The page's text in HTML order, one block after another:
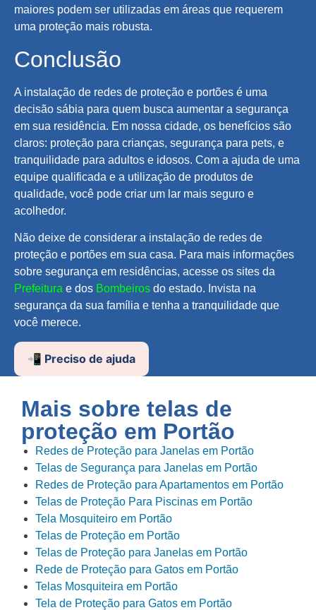
maiores podem ser utilizadas em áreas que requerem
uma proteção mais robusta.
Conclusão
A instalação de redes de proteção e portões é uma
decisão sábia para quem busca aumentar a segurança
em sua residência. Em nossa cidade, os benefícios são
claros: proteção para crianças, segurança para pets, e
tranquilidade para adultos e idosos. Com a ajuda de uma
equipe qualificada e a utilização de produtos de
qualidade, você pode criar um lar mais seguro e
acolhedor.
Não deixe de considerar a instalação de redes de
proteção e portões em sua casa. Para mais informações
sobre segurança em residências, acesse os sites da
Prefeitura e dos Bombeiros do estado. Invista na
segurança da sua família e tenha a tranquilidade que
você merece.
📲 Preciso de ajuda
Mais sobre telas de
proteção em Portão
Redes de Proteção para Janelas em Portão
Telas de Segurança para Janelas em Portão
Redes de Proteção para Apartamentos em Portão
Telas de Proteção Para Piscinas em Portão
Tela Mosquiteiro em Portão
Telas de Proteção em Portão
Telas de Proteção para Janelas em Portão
Rede de Proteção para Gatos em Portão
Telas Mosquiteira em Portão
Tela de Proteção para Gatos em Portão